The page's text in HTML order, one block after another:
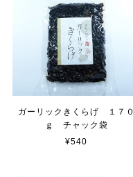
ガーリックきくらげ １７０
ｇ チャック袋
¥540